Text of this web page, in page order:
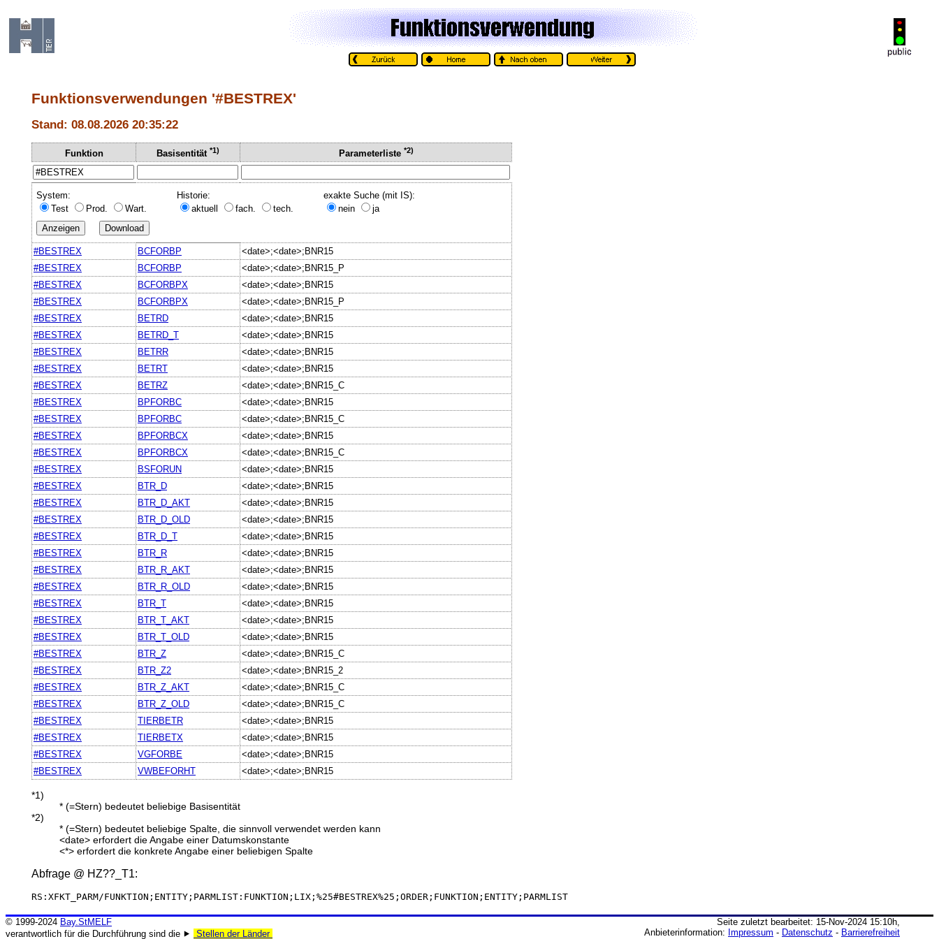
Funktionsverwendungen '#BESTREX'
Stand: 08.08.2026 20:35:22
Funktion Basisentität *1) Parameterliste *2)
System:
Test
Prod. Wart.
Historie:
aktuell
fach. tech.
exakte Suche (mit IS):
nein
ja
#BESTREX BCFORBP
<date>;<date>;BNR15
#BESTREX
BCFORBP
<date>;<date>;BNR15_P
#BESTREX
BCFORBPX
<date>;<date>;BNR15
#BESTREX
BCFORBPX
<date>;<date>;BNR15_P
#BESTREX
BETRD
<date>;<date>;BNR15
#BESTREX
BETRD_T
<date>;<date>;BNR15
#BESTREX
BETRR
<date>;<date>;BNR15
#BESTREX
BETRT
<date>;<date>;BNR15
#BESTREX
BETRZ
<date>;<date>;BNR15_C
#BESTREX
BPFORBC
<date>;<date>;BNR15
#BESTREX
BPFORBC
<date>;<date>;BNR15_C
#BESTREX
BPFORBCX
<date>;<date>;BNR15
#BESTREX
BPFORBCX
<date>;<date>;BNR15_C
#BESTREX
BSFORUN
<date>;<date>;BNR15
#BESTREX
BTR_D
<date>;<date>;BNR15
#BESTREX
BTR_D_AKT
<date>;<date>;BNR15
#BESTREX
BTR_D_OLD
<date>;<date>;BNR15
#BESTREX
BTR_D_T
<date>;<date>;BNR15
#BESTREX
BTR_R
<date>;<date>;BNR15
#BESTREX
BTR_R_AKT
<date>;<date>;BNR15
#BESTREX
BTR_R_OLD
<date>;<date>;BNR15
#BESTREX
BTR_T
<date>;<date>;BNR15
#BESTREX
BTR_T_AKT
<date>;<date>;BNR15
#BESTREX
BTR_T_OLD
<date>;<date>;BNR15
#BESTREX
BTR_Z
<date>;<date>;BNR15_C
#BESTREX
BTR_Z2
<date>;<date>;BNR15_2
#BESTREX
BTR_Z_AKT
<date>;<date>;BNR15_C
#BESTREX
BTR_Z_OLD
<date>;<date>;BNR15_C
#BESTREX
TIERBETR
<date>;<date>;BNR15
#BESTREX
TIERBETX
<date>;<date>;BNR15
#BESTREX
VGFORBE
<date>;<date>;BNR15
#BESTREX
VWBEFORHT <date>;<date>;BNR15
*1)
* (=Stern) bedeutet beliebige Basisentität
*2)
* (=Stern) bedeutet beliebige Spalte, die sinnvoll verwendet werden kann
<date> erfordert die Angabe einer Datumskonstante
<*> erfordert die konkrete Angabe einer beliebigen Spalte
Abfrage @ HZ??_T1:
RS:XFKT_PARM/FUNKTION;ENTITY;PARMLIST:FUNKTION;LIX;%25#BESTREX%25;ORDER;FUNKTION;ENTITY;PARMLIST
Seite zuletzt bearbeitet: 15-Nov-2024 15:10h,
Anbieterinformation: Impressum - Datenschutz - Barrierefreiheit
© 1999-2024 Bay.StMELF
verantwortlich für die Durchführung sind die ⯈
Stellen der Länder